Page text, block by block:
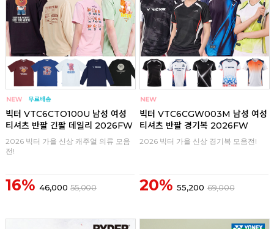
빅터 VTC6CTO100U 남성 여성
티셔츠 반팔 긴팔 데일리 2026FW
2026 빅터 가을 신상 캐주얼 의류 모음
전!
16% 46,000 55,000
빅터 VTC6CGW003M 남성 여성
티셔츠 반팔 경기복 2026FW
2026 빅터 가을 신상 경기복 모음전!
20% 55,200 69,000